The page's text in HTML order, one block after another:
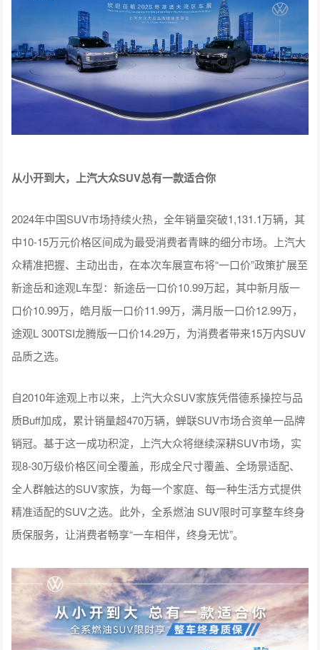
从小开到大，上汽大众SUV总有一款适合你
2024年中国SUV市场持续火热，全年销量突破1,131.1万辆，其
中10-15万元价格区间成为最受消费者青睐的细分市场。上汽大
众精准把握、主动出击，在本次车展宣布将“一口价”政策扩展至
新途岳和途观L车型：新途岳一口价10.99万起，其中新月版一
口价10.99万，皓月版一口价11.99万，满月版一口价12.99万，
途观L 300TSI龙腾版一口价14.29万，为消费者带来15万内SUV
品质之选。
自2010年途观上市以来，上汽大众SUV家族凭借德系操控与品
质Buff加成，累计销量超470万辆，蝉联SUV市场合资单一品牌
销冠。基于这一成功积淀，上汽大众将继续深耕SUV市场，实
现8-30万级价格区间全覆盖，形成全尺寸覆盖、全场景适配、
全人群触达的SUV家族，为每一个家庭、每一种生活方式提供
精准适配的SUV之选。此外，全系燃油 SUV限时可享整车终身
质保服务，让消费者畅享“一车相伴，终身无忧”。